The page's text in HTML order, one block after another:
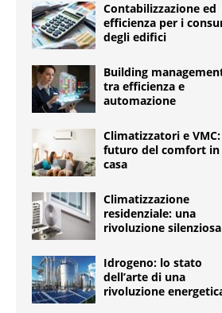
Contabilizzazione ed
efficienza per i
degli edifici
Building
tra efficienza e
automazione
Climatizzatori e
futuro del comfort in
casa
Climatizzazione
residenziale: una
rivoluzione silenziosa
Idrogeno: lo stato
dell’arte di una
rivoluzione